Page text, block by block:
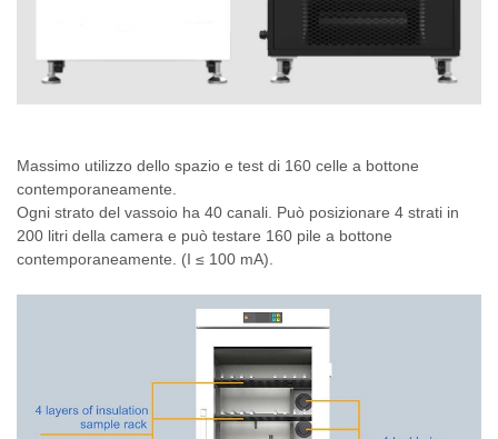
Massimo utilizzo dello spazio e test di 160 celle a bottone
contemporaneamente.
Ogni strato del vassoio ha 40 canali. Può posizionare 4 strati in
200 litri della camera e può testare 160 pile a bottone
contemporaneamente. (I ≤ 100 mA).